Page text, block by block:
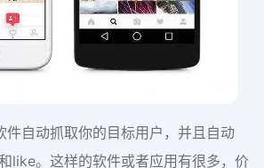
件自动抓取你的目标用户，并且自动
like。这样的软件或者应用有很多，价